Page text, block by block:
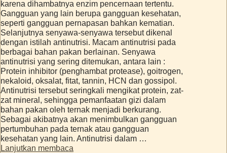
karena dihambatnya enzim pencernaan tertentu.
Gangguan yang lain berupa gangguan kesehatan,
seperti gangguan pernapasan bahkan kematian.
Selanjutnya senyawa-senyawa tersebut dikenal
dengan istilah antinutrisi. Macam antinutrisi pada
berbagai bahan pakan berlainan. Senyawa
antinutrisi yang sering ditemukan, antara lain :
Protein inhibitor (penghambat protease), goitrogen,
nekaloid, oksalat, fitat, tannin, HCN dan gossipol.
Antinutrisi tersebut seringkali mengikat protein, zat-
zat mineral, sehingga pemanfaatan gizi dalam
bahan pakan oleh ternak menjadi berkurang.
Sebagai akibatnya akan menimbulkan gangguan
pertumbuhan pada ternak atau gangguan
kesehatan yang lain. Antinutrisi dalam …
Lanjutkan membaca